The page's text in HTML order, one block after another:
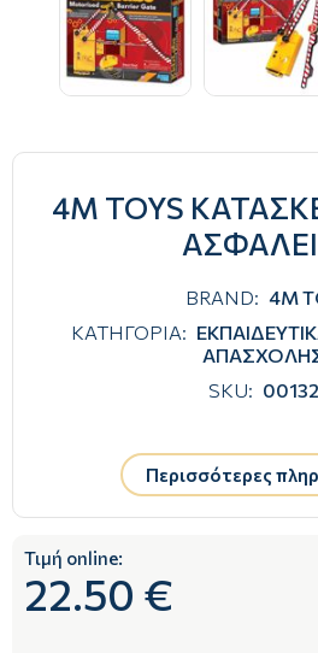
4M TOYS
BRAND: 4M
ΚΑΤΗΓΟΡΙΑ:
SKU:
Περισσότερες
Τιμή online:
22.50 €